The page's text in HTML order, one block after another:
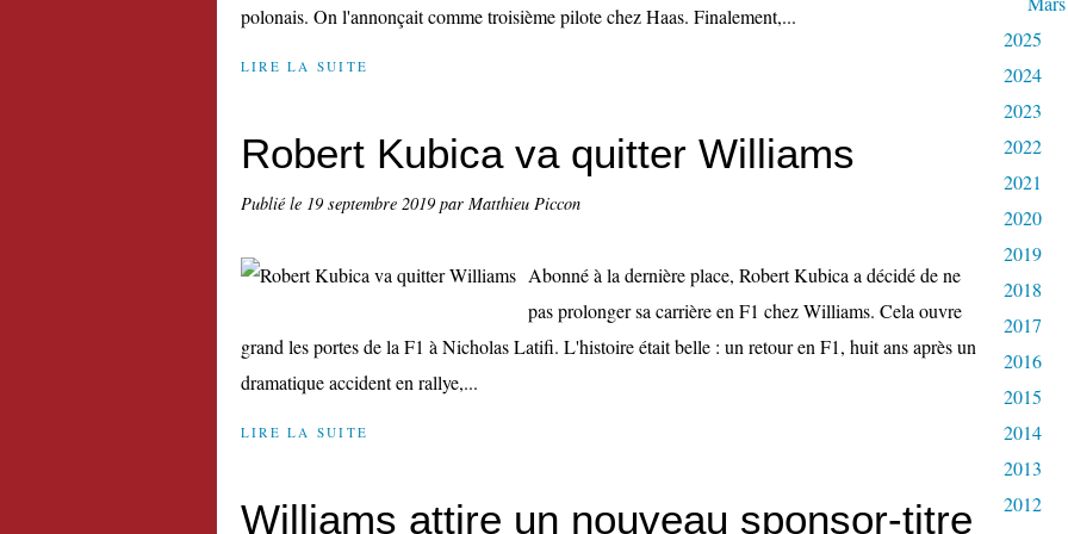
polonais. On l'annonçait comme troisième pilote chez Haas. Finalement,...
LIRE LA SUITE
Robert Kubica va quitter Williams
Publié le 19 septembre 2019 par Matthieu Piccon
Abonné à la dernière place, Robert Kubica a décidé de ne
pas prolonger sa carrière en F1 chez Williams. Cela ouvre
grand les portes de la F1 à Nicholas Latifi. L'histoire était belle : un retour en F1, huit ans après un
dramatique accident en rallye,...
LIRE LA SUITE
Williams attire un nouveau sponsor-titre
2025
2024
2023
2022
2021
2020
2019
2018
2017
2016
2015
2014
2013
2012